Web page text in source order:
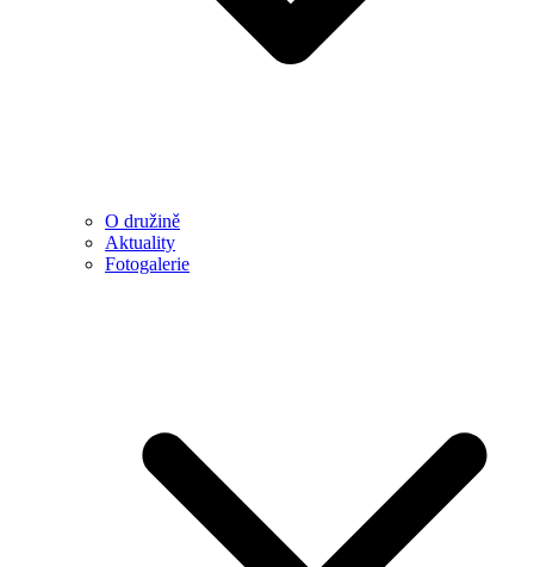
O družině
Aktuality
Fotogalerie